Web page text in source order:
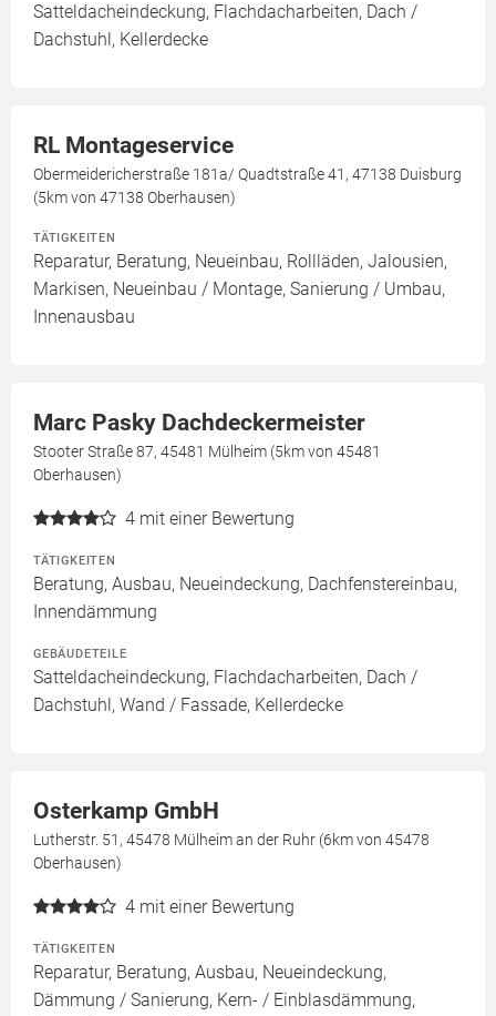
Satteldacheindeckung, Flachdacharbeiten, Dach /
Dachstuhl, Kellerdecke
RL Montageservice
Obermeidericherstraße 181a/ Quadtstraße 41, 47138 Duisburg
(5km von 47138 Oberhausen)
TÄTIGKEITEN
Reparatur, Beratung, Neueinbau, Rollläden, Jalousien,
Markisen, Neueinbau / Montage, Sanierung / Umbau,
Innenausbau
Marc Pasky Dachdeckermeister
Stooter Straße 87, 45481 Mülheim (5km von 45481
Oberhausen)
4 mit einer Bewertung
TÄTIGKEITEN
Beratung, Ausbau, Neueindeckung, Dachfenstereinbau,
Innendämmung
GEBÄUDETEILE
Satteldacheindeckung, Flachdacharbeiten, Dach /
Dachstuhl, Wand / Fassade, Kellerdecke
Osterkamp GmbH
Lutherstr. 51, 45478 Mülheim an der Ruhr (6km von 45478
Oberhausen)
4 mit einer Bewertung
TÄTIGKEITEN
Reparatur, Beratung, Ausbau, Neueindeckung,
Dämmung / Sanierung, Kern- / Einblasdämmung,